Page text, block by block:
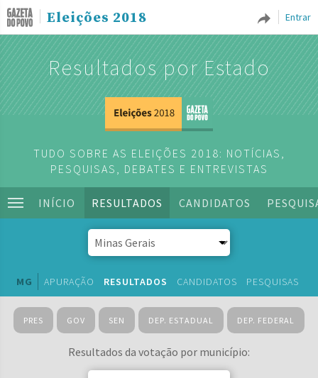
Entrar
Eleições 2018
Resultados por Estado
TUDO SOBRE AS ELEIÇÕES 2018: NOTÍCIAS,
PESQUISAS, DEBATES E ENTREVISTAS
INÍCIO RESULTADOS CANDIDATOS
MG APURAÇÃO RESULTADOS CANDIDATOS PESQUISAS
PRES GOV SEN DEP. ESTADUAL DEP. FEDERAL
Resultados da votação por município: